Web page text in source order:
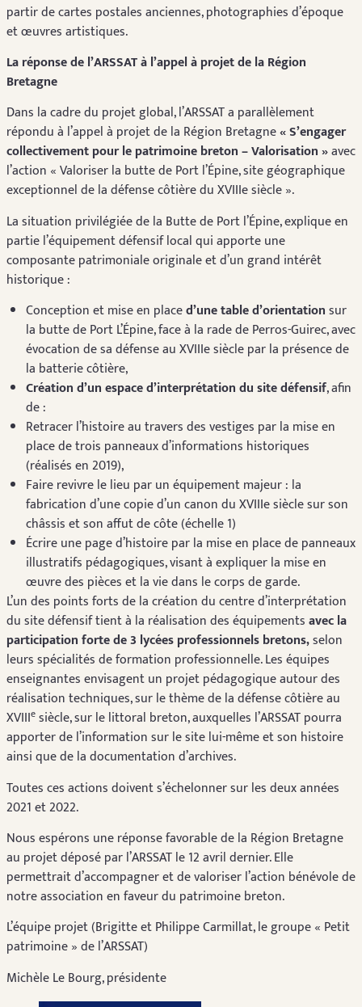
partir de cartes postales anciennes, photographies d’époque
et œuvres artistiques.
La réponse de l’ARSSAT à l’appel à projet de la Région
Bretagne
Dans la cadre du projet global, l’ARSSAT a parallèlement
répondu à l’appel à projet de la Région Bretagne« S’engager
collectivement pour le patrimoine breton – Valorisation »avec
l’action « Valoriser la butte de Port l’Épine, site géographique
exceptionnel de la défense côtière du XVIIIe siècle ».
La situation privilégiée de la Butte de Port l’Épine, explique en
partie l’équipement défensif local qui apporte une
composante patrimoniale originale et d’un grand intérêt
historique :
Conception et mise en placed’une table d’orientationsur
la butte de Port L’Épine, face à la rade de Perros-Guirec, avec
évocation de sa défense au XVIIIe siècle par la présence de
la batterie côtière,
Création d’un espace d’interprétation du site défensif, afin
de :
Retracer l’histoire au travers des vestiges par la mise en
place de trois panneaux d’informations historiques
(réalisés en 2019),
Faire revivre le lieu par un équipement majeur : la
fabrication d’une copie d’un canon du XVIIIe siècle sur son
châssis et son affut de côte (échelle 1)
Écrire une page d’histoire par la mise en place de panneaux
illustratifs pédagogiques, visant à expliquer la mise en
œuvre des pièces et la vie dans le corps de garde.
L’un des points forts de la création du centre d’interprétation
du site défensif tient à la réalisation des équipementsavec la
participation forte de 3 lycées professionnels bretons,selon
leurs spécialités de formation professionnelle. Les équipes
enseignantes envisagent un projet pédagogique autour des
réalisation techniques, sur le thème de la défense côtière au
XVIIIe siècle, sur le littoral breton, auxquelles l’ARSSAT pourra
apporter de l’information sur le site lui-même et son histoire
ainsi que de la documentation d’archives.
Toutes ces actions doivent s’échelonner sur les deux années
2021 et 2022.
Nous espérons une réponse favorable de la Région Bretagne
au projet déposé par l’ARSSAT le 12 avril dernier. Elle
permettrait d’accompagner et de valoriser l’action bénévole de
notre association en faveur du patrimoine breton.
L’équipe projet (Brigitte et Philippe Carmillat, le groupe « Petit
patrimoine » de l’ARSSAT)
Michèle Le Bourg, présidente